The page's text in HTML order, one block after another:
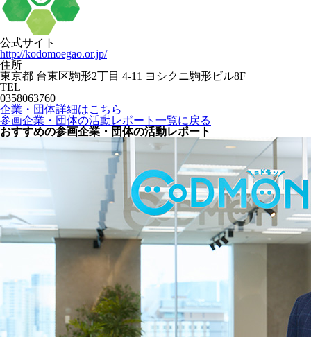
公式サイト
http://kodomoegao.or.jp/
住所
東京都 台東区駒形2丁目 4-11 ヨシクニ駒形ビル8F
TEL
0358063760
企業・団体詳細はこちら
参画企業・団体の活動レポート一覧に戻る
おすすめの参画企業・団体の活動レポート